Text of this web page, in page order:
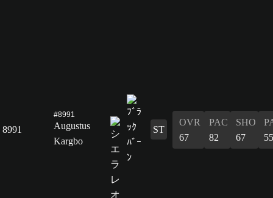
8991
#8991
Augustus
Kargbo
ST
OVR
67
PAC
82
SHO
67
55